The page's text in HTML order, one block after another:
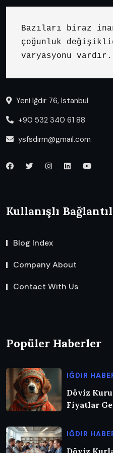
Bazıları biraz
çoğunluk
varyasyonu vardır.
Yeni Iğdır 76, Istanbul
+90 532 340 61 88
ysfsdirm@gmail.com
Kullanışlı
Blog Index
Company About
Contact With Us
Popüler Haberler
IĞDIR
Döviz
Fiyatlar
IĞDIR
Döviz